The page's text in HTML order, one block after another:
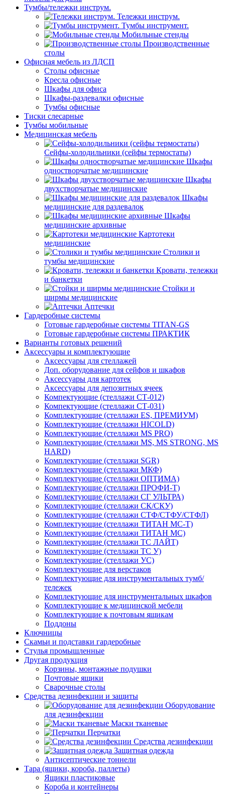
Тумбы/тележки инструм.
Тележки инструм.
Тумбы инструмент.
Мобильные стенды
Производственные
столы
Офисная мебель из ЛДСП
Столы офисные
Кресла офисные
Шкафы для офиса
Шкафы-раздевалки офисные
Тумбы офисные
Тиски слесарные
Тумбы мобильные
Медицинская мебель
Сейфы-холодильники (сейфы термостаты)
Шкафы
одностворчатые медицинские
Шкафы
двухстворчатые медицинские
Шкафы
медицинские для раздевалок
Шкафы
медицинские архивные
Картотеки
медицинские
Столики и
тумбы медицинские
Кровати, тележки
и банкетки
Стойки и
ширмы медицинские
Аптечки
Гардеробные системы
Готовые гардеробные системы TITAN-GS
Готовые гардеробные системы ПРАКТИК
Варианты готовых решений
Аксессуары и комплектующие
Аксессуары для стеллажей
Доп. оборудование для сейфов и шкафов
Аксессуары для картотек
Аксессуары для депозитных ячеек
Компектующие (стеллажи СТ-012)
Компектующие (стеллажи СТ-031)
Комплектующие (стеллажи ES, ПРЕМИУМ)
Комплектующие (стеллажи HICOLD)
Комплектующие (стеллажи MS PRO)
Комплектующие (стеллажи MS, MS STRONG, MS
HARD)
Комплектующие (стеллажи SGR)
Комплектующие (стеллажи МКФ)
Комплектующие (стеллажи ОПТИМА)
Комплектующие (стеллажи ПРОФИ-Т)
Комплектующие (стеллажи СГ УЛЬТРА)
Комплектующие (стеллажи СК/СКУ)
Комплектующие (стеллажи СТФ/СТФУ/СТФЛ)
Комплектующие (стеллажи ТИТАН МС-Т)
Комплектующие (стеллажи ТИТАН МС)
Комплектующие (стеллажи ТС ЛАЙТ)
Комплектующие (стеллажи ТС У)
Комплектующие (стеллажи УС)
Комплектующие для верстаков
Комплектующие для инструментальных тумб/
тележек
Комплектующие для инструментальных шкафов
Комплектующие к медицинской мебели
Комплектующие к почтовым ящикам
Поддоны
Ключницы
Скамьи и подставки гардеробные
Стулья промышленные
Другая продукция
Корзины, монтажные подушки
Почтовые ящики
Сварочные столы
Средства дезинфекции и защиты
Оборудование
для дезинфекции
Маски тканевые
Перчатки
Средства дезинфекции
Защитная одежда
Антисептические тоннели
Тара (ящики, короба, паллеты)
Ящики пластиковые
Короба и контейнеры